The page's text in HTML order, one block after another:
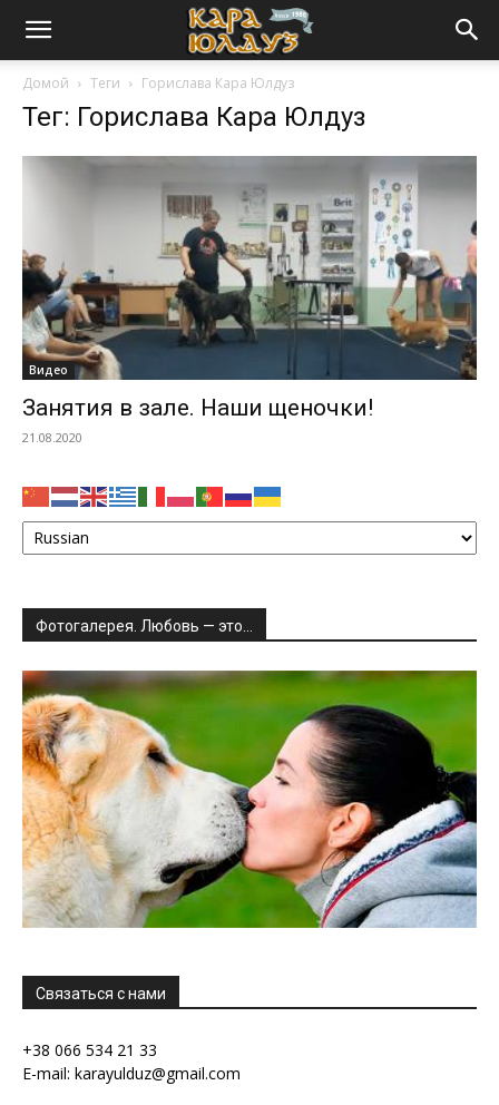
Домой Теги Горислава Кара Юлдуз
Тег: Горислава Кара Юлдуз
Видео
Занятия в зале. Наши щеночки!
21.08.2020
Фотогалерея. Любовь — это…
Связаться с нами
+38 066 534 21 33
E-mail: karayulduz@gmail.com